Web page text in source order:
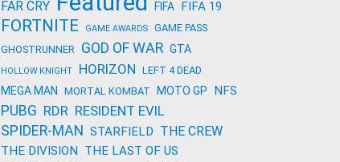
FAR CRY FIFA FIFA 19
FORTNITE GAME AWARDS
GAME PASS
GHOSTRUNNER GOD OF WAR GTA
HOLLOW KNIGHT HORIZON LEFT 4 DEAD
MEGA MAN MORTAL KOMBAT MOTO GP NFS
PUBG RDR RESIDENT EVIL
SPIDER-MAN STARFIELD THE CREW
THE DIVISION THE LAST OF US